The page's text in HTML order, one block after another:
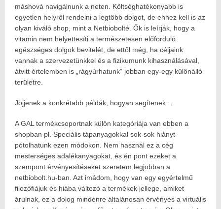
máshová navigálnunk a neten. Költséghatékonyabb is
egyetlen helyről rendelni a legtöbb dolgot, de ehhez kell is az
olyan kiváló shop, mint a Netbiobolté. Ők is leírják, hogy a
vitamin nem helyettesíti a természetesen előforduló
egészséges dolgok bevitelét, de ettől még, ha céljaink
vannak a szervezetünkkel és a fizikumunk kihasználásával,
átvitt értelemben is „rágyúrhatunk” jobban egy-egy különálló
területre.
Jöjjenek a konkrétabb példák, hogyan segítenek…
A GAL termékcsoportnak külön kategóriája van ebben a
shopban pl. Speciális tápanyagokkal sok-sok hiányt
pótolhatunk ezen módokon. Nem használ ez a cég
mesterséges adalékanyagokat, és én pont ezeket a
szempont érvényesítéseket szeretem legjobban a
netbiobolt.hu-ban. Azt imádom, hogy van egy egyértelmű
filozófiájuk és hiába változó a termékek jellege, amiket
árulnak, ez a dolog mindenre általánosan érvényes a virtuális